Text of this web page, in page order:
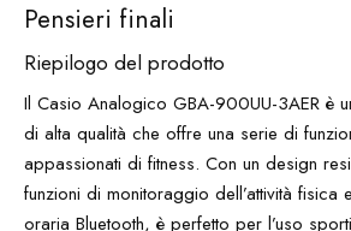
Pensieri finali
Riepilogo del prodotto
Il Casio Analogico GBA-900UU-3AER è
di alta qualità che offre una serie di
appassionati di fitness. Con un design
funzioni di monitoraggio dell’attività fisica
oraria Bluetooth, è perfetto per l’uso